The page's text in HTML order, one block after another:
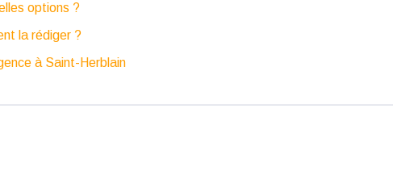
options ?
la rédiger ?
à Saint-Herblain